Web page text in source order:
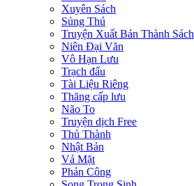
Xuyên Sách
Sủng Thú
Truyện Xuất Bản Thành Sách
Niên Đại Văn
Vô Hạn Lưu
Trạch đấu
Tài Liệu Riêng
Thăng cấp lưu
Não To
Truyện dịch Free
Thủ Thành
Nhật Bản
Vả Mặt
Phản Công